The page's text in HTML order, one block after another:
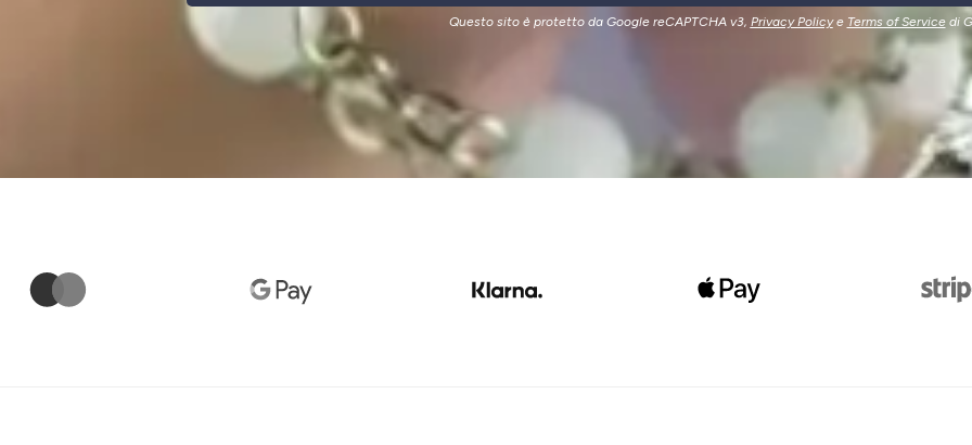
Questo sito è protetto da Google reCAPTCHA v3, Privacy Policye Terms of Service di